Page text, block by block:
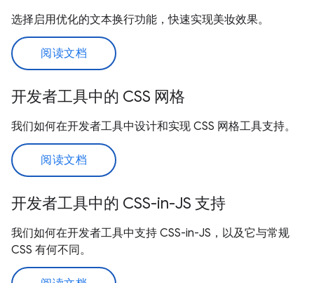
选择启用优化的文本换行功能，快速实现美妆效果。
阅读文档
开发者工具中的 CSS 网格
我们如何在开发者工具中设计和实现 CSS 网格工具支持。
阅读文档
开发者工具中的 CSS-in-JS 支持
我们如何在开发者工具中支持 CSS-in-JS，以及它与常规
CSS 有何不同。